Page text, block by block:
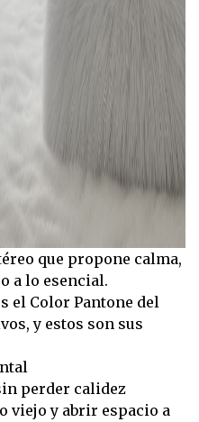
que propone calma,
a lo esencial.
el Color Pantone del
y estos son sus
perder calidez
viejo y abrir espacio a